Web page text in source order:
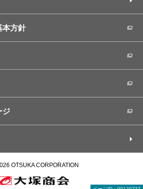
本方針
ジ
OTSUKA CORPORATION